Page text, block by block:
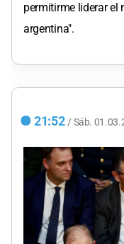
permitirme liderar el
argentina".
21:52 / Sáb.